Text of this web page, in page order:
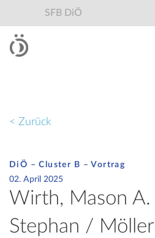
SFB DiÖ
< Zurück
DiÖ – Cluster B – Vortrag
02. April 2025
Wirth, Mason A.
Stephan /